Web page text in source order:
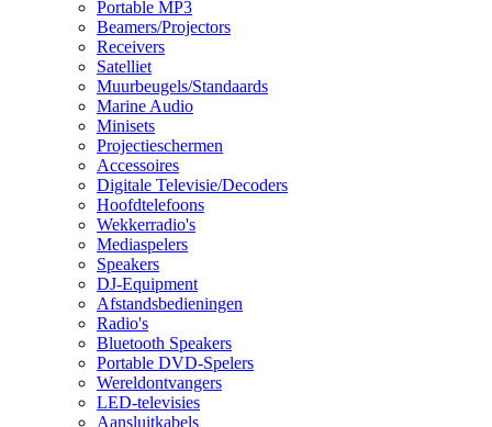
Portable MP3
Beamers/Projectors
Receivers
Satelliet
Muurbeugels/Standaards
Marine Audio
Minisets
Projectieschermen
Accessoires
Digitale Televisie/Decoders
Hoofdtelefoons
Wekkerradio's
Mediaspelers
Speakers
DJ-Equipment
Afstandsbedieningen
Radio's
Bluetooth Speakers
Portable DVD-Spelers
Wereldontvangers
LED-televisies
Aansluitkabels